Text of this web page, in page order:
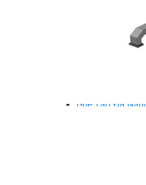
Máy Leo Cầu
Máy Rung Bụng
Máy tập phục
Ghế Tập Đa